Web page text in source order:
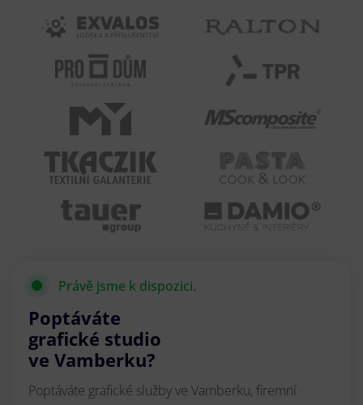
Právě jsme k dispozici.
Poptáváte
grafické studio
ve Vamberku?
Poptáváte grafické služby ve Vamberku, firemní